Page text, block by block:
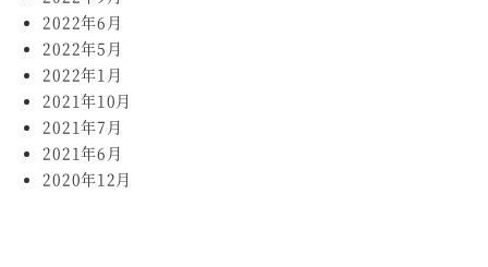
2022年6月
2022年5月
2022年1月
2021年10月
2021年7月
2021年6月
2020年12月